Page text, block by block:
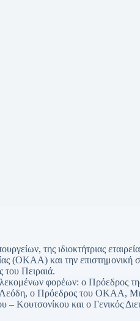
της ιδιοκτήτριας
(ΟΚΑΑ) και την
του Πειραιά.
φορέων: ο Πρόεδρος
ο Πρόεδρος του ΟΚΑΑ,
Κουτσονίκου και ο Γενικός